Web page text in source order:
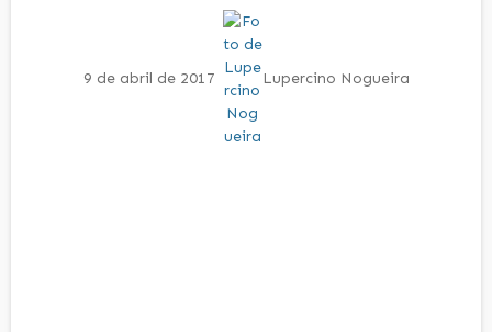
9 de abril de 2017 Lupercino Nogueira